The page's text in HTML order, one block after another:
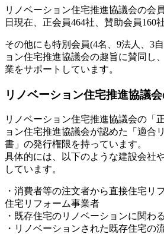
リノベーション住宅推進協議会の会
日現在、正会員464社、賛助会員160
その他にも特別会員(4名、9法人、3
ョン住宅推進協議会の趣旨に賛同し
業をサポートしています。
リノベーション住宅推進協議
リノベーション住宅推進協議会の「
ョン住宅推進協議会が認めた「適合
書」の発行権限を持っています。
具体的には、以下のような建設会社
しています。
・消費者等の注文者から直接住宅リ
住宅リフォーム事業者
・既存住宅のリノベーションに関わ
・リノベーションされた既存住宅の